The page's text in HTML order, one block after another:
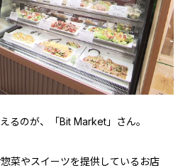
るのが、「Bit Market」さん。
菜やスイーツを提供しているお店